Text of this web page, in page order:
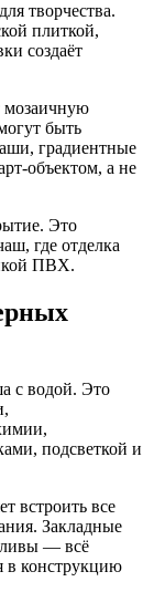
творчества.
плиткой,
создаёт
мозаичную
быть
градиентные
объектом, а не
Это
где отделка
ПВХ.
с водой. Это
подсветкой и
встроить все
Закладные
— всё
в конструкцию